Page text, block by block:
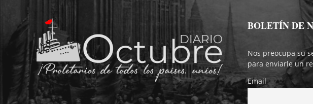
BOLETÍN DE
Nos preocupa su
para enviarle un
Email